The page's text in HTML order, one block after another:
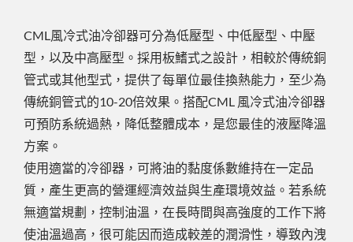
CML風冷式油冷卻器可分為低壓型、中低壓型、中壓
型，以及中高壓型。採用板鰭式之設計，相較於傳統銅
管式或其他型式，提供了每單位最佳換熱能力，至少為
傳統銅管式的10-20倍效果。搭配CML 風冷式油冷卻器
可預防系統過熱，降低整體成本，是您最佳的液壓降溫
方案。
使用適當的冷卻器，可將油的黏度係數維持在一定品
質，產生更高的營運經濟效益與生產環境效益。若系統
無適當規劃，控制油溫，在長時間與高強度的工作下將
使油溫過高，很可能因而造成較差的潤滑性，導致內洩